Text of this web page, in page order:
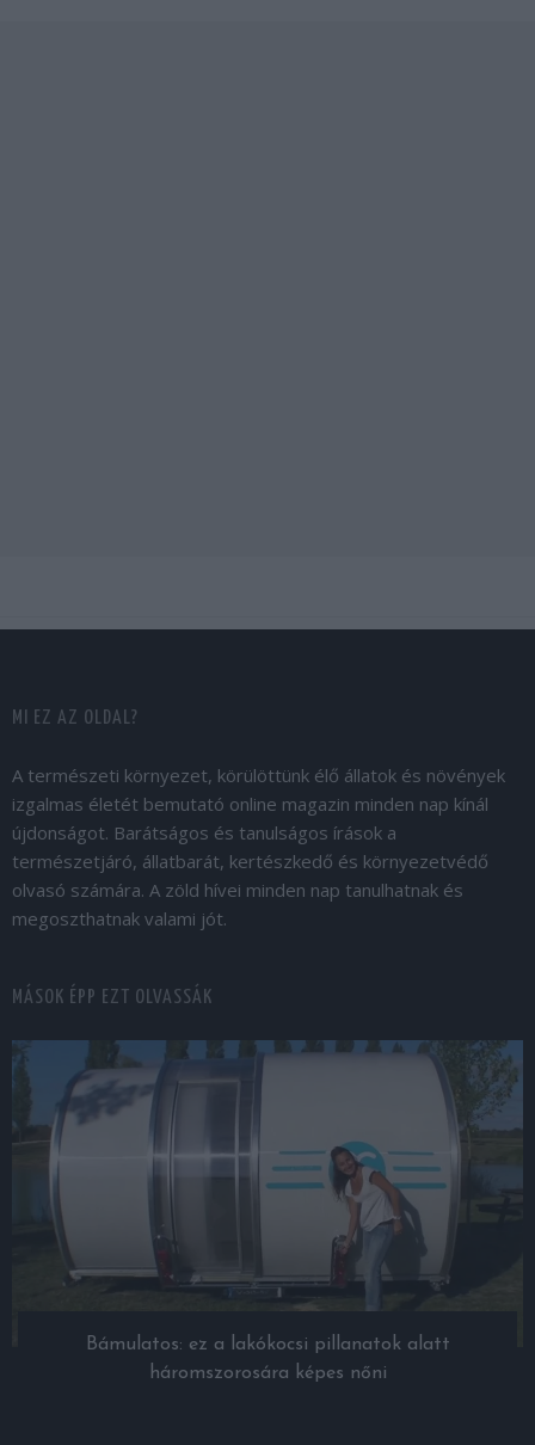
MI EZ AZ OLDAL?
A természeti környezet, körülöttünk élő állatok és növények
izgalmas életét bemutató online magazin minden nap kínál
újdonságot. Barátságos és tanulságos írások a
természetjáró, állatbarát, kertészkedő és környezetvédő
olvasó számára. A zöld hívei minden nap tanulhatnak és
megoszthatnak valami jót.
MÁSOK ÉPP EZT OLVASSÁK
Bámulatos: ez a lakókocsi pillanatok alatt
háromszorosára képes nőni